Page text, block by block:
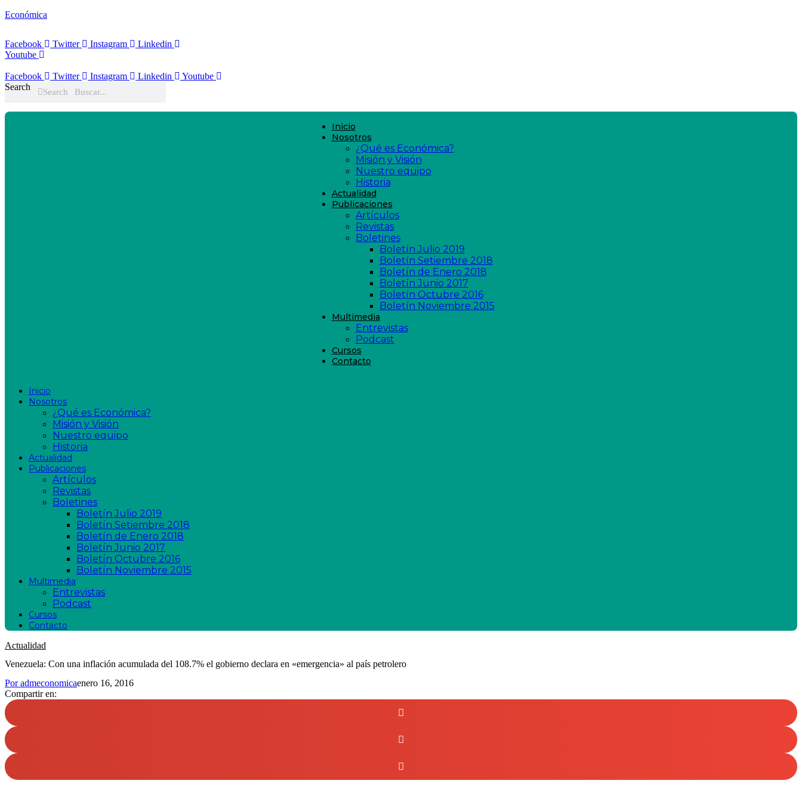
Económica
Facebook Twitter Instagram
Linkedin
Youtube
Facebook Twitter Instagram Linkedin
Youtube
Search
Search
Inicio
Nosotros
¿Qué es Económica?
Misión y Visión
Nuestro equipo
Historia
Actualidad
Publicaciones
Artículos
Revistas
Boletines
Boletín Julio 2019
Boletín Setiembre 2018
Boletín de Enero 2018
Boletín Junio 2017
Boletín Octubre 2016
Boletín Noviembre 2015
Multimedia
Entrevistas
Podcast
Cursos
Contacto
Inicio
Nosotros
¿Qué es Económica?
Misión y Visión
Nuestro equipo
Historia
Actualidad
Publicaciones
Artículos
Revistas
Boletines
Boletín Julio 2019
Boletín Setiembre 2018
Boletín de Enero 2018
Boletín Junio 2017
Boletín Octubre 2016
Boletín Noviembre 2015
Multimedia
Entrevistas
Podcast
Cursos
Contacto
Actualidad
Venezuela: Con una inflación acumulada del 108.7% el gobierno declara en «emergencia» al país petrolero
Poradmeconomicaenero 16, 2016
Compartir en: